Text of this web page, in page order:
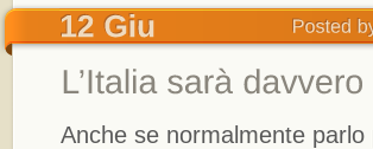
Anche se normalmente